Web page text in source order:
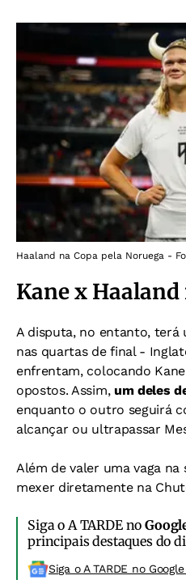
Haaland na Copa pela Noruega -
Kane x
A disputa, no entanto, terá
nas quartas de final -
enfrentam, colocando
opostos. Assim, um deles
enquanto o outro seguirá
alcançar ou ultrapassar
Além de valer uma vaga
mexer diretamente na
Siga o A TARDE no
principais destaques do
Siga o A TARDE no